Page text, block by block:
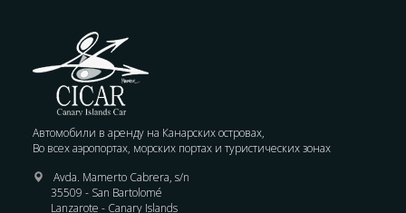
Автомобили в аренду на Канарских островах,
Во всех аэропортах, морских портах и туристических зонах
Avda. Mamerto Cabrera, s/n
35509 - San Bartolomé
Lanzarote - Canary Islands